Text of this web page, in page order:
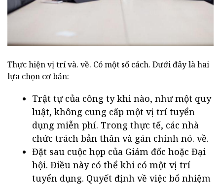
Thực hiện vị trí và. về. Có một số cách. Dưới đây là hai
lựa chọn cơ bản:
Trật tự của công ty khi nào, như một quy
luật, không cung cấp một vị trí tuyển
dụng miễn phí. Trong thực tế, các nhà
chức trách bản thân và gán chính nó. về.
Đặt sau cuộc họp của Giám đốc hoặc Đại
hội. Điều này có thể khi có một vị trí
tuyển dụng. Quyết định về việc bổ nhiệm